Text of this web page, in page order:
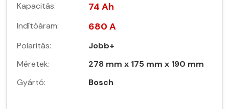
Kapacitás: 74 Ah
Indítóáram: 680 A
Polaritás:
Jobb+
Méretek:
278 mm x 175 mm x 190 mm
Gyártó:
Bosch